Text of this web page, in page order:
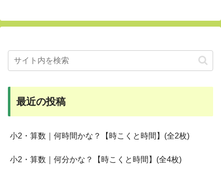
最近の投稿
小2・算数｜何時間かな？【時こくと時間】(全2枚)
小2・算数｜何分かな？【時こくと時間】(全4枚)